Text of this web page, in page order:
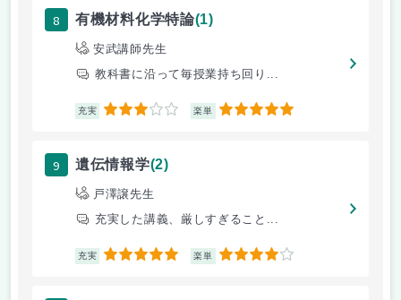
8 有機材料化学特論(1)
安武講師先生
教科書に沿って毎授業持ち回り...
充実 3 楽単 5
9 遺伝情報学(2)
戸澤譲先生
充実した講義、厳しすぎること...
充実 5 楽単 4